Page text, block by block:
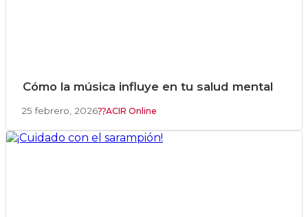
Cómo la música influye en tu salud mental
25 febrero, 2026 ACIR Online